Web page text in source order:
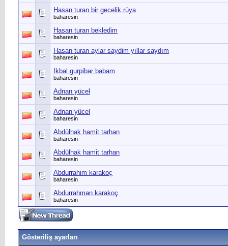
Hasan turan bir gecelik rüya
baharesin
Hasan turan bekledim
baharesin
Hasan turan aylar saydim yıllar saydım
baharesin
Ikbal gurpibar babam
baharesin
Adnan yücel
baharesin
Adnan yücel
baharesin
Abdülhak hamit tarhan
baharesin
Abdülhak hamit tarhan
baharesin
Abdurrahim karakoç
baharesin
Abdurrahman karakoç
baharesin
Gösteriliş ayarları